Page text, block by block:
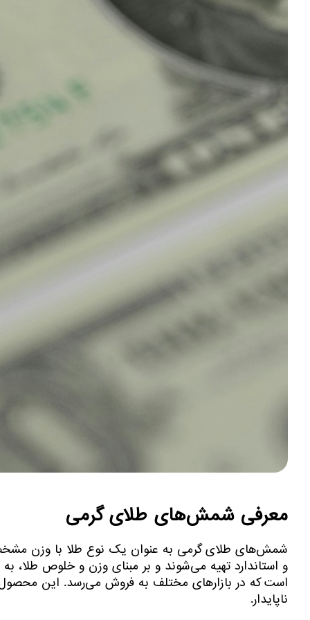
معرفی شمش‌های طلای گرمی
شمش‌های طلای گرمی به عنوان یک نوع طلا با وزن
و استاندارد تهیه می‌شوند و بر مبنای وزن و خلوص
است که در بازارهای مختلف به فروش می‌رسد. این
ناپایدار.